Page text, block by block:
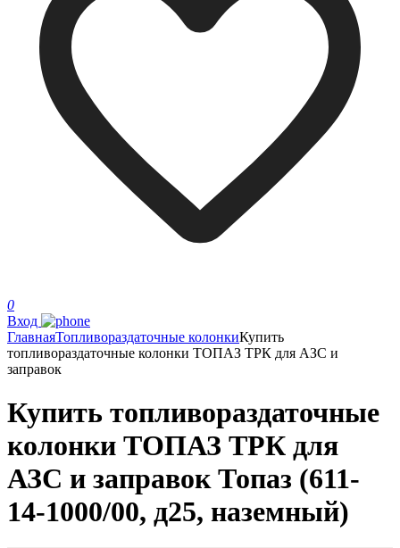
0
Вход
ГлавнаяТопливораздаточные колонкиКупить
топливораздаточные колонки ТОПАЗ ТРК для АЗС и
заправок
Купить топливораздаточные
колонки ТОПАЗ ТРК для
АЗС и заправок Топаз (611-
14-1000/00, д25, наземный)